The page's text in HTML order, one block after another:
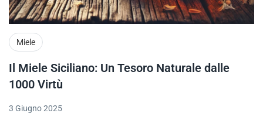
Miele
Il Miele Siciliano: Un Tesoro Naturale dalle
1000 Virtù
3 Giugno 2025